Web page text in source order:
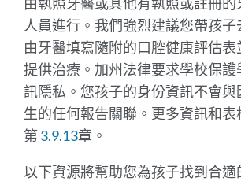
人員進行。我們強烈建議您帶孩子
由牙醫填寫隨附的口腔健康評估
提供治療。加州法律要求學校保護
訊隱私。您孩子的身份資訊不會與
生的任何報告關聯。更多資訊和表
第3.9.13章。
以下資源將幫助您為孩子找到合適